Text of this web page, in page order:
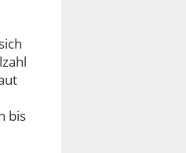
bis